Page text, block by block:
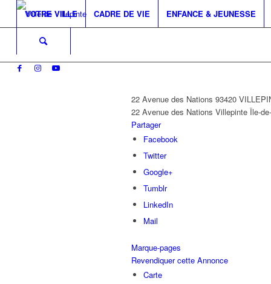
VOTRE VILLE CADRE DE VIE ENFANCE & JEUNESSE
22 Avenue des Nations 93420
22 Avenue des Nations Villepinte Île-
Partager
Facebook
Twitter
Google+
Tumblr
LinkedIn
Mail
Marque-pages
Revendiquer cette Annonce
Carte